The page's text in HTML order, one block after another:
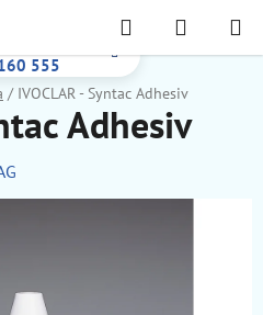
555
Hľadať
KOŠÍK
/ IVOCLAR - Syntac Adhesiv
Adhesiv